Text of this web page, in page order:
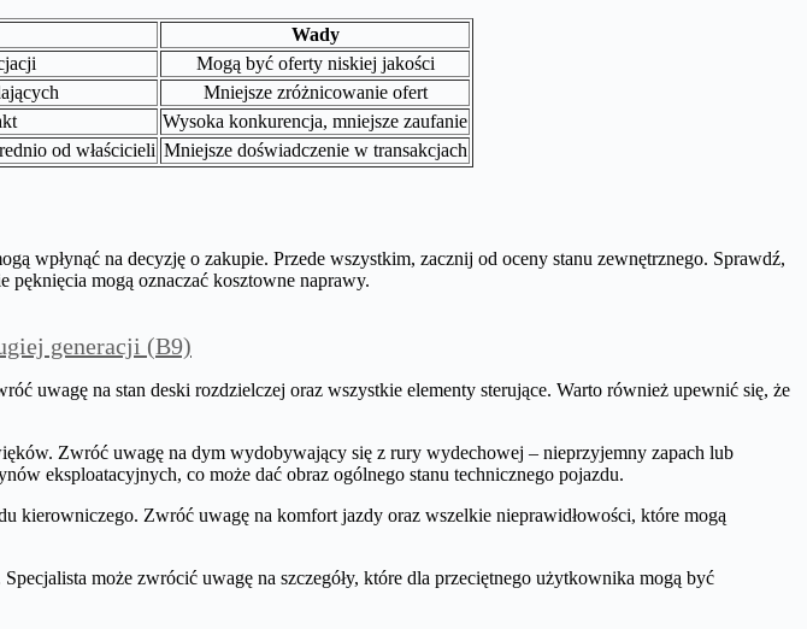
Wady
Mogą być oferty niskiej jakości
Mniejsze zróżnicowanie ofert
Wysoka konkurencja, mniejsze zaufanie
od właścicieli Mniejsze doświadczenie w transakcjach
wpłynąć na decyzję o zakupie. Przede wszystkim, zacznij od oceny stanu zewnętrznego. Sprawdź,
mogą oznaczać kosztowne naprawy.
generacji (B9)
uwagę na stan deski rozdzielczej oraz wszystkie elementy sterujące. Warto również upewnić się, że
Zwróć uwagę na dym wydobywający się z rury wydechowej – nieprzyjemny zapach lub
eksploatacyjnych, co może dać obraz ogólnego stanu technicznego pojazdu.
kierowniczego. Zwróć uwagę na komfort jazdy oraz wszelkie nieprawidłowości, które mogą
może zwrócić uwagę na szczegóły, które dla przeciętnego użytkownika mogą być